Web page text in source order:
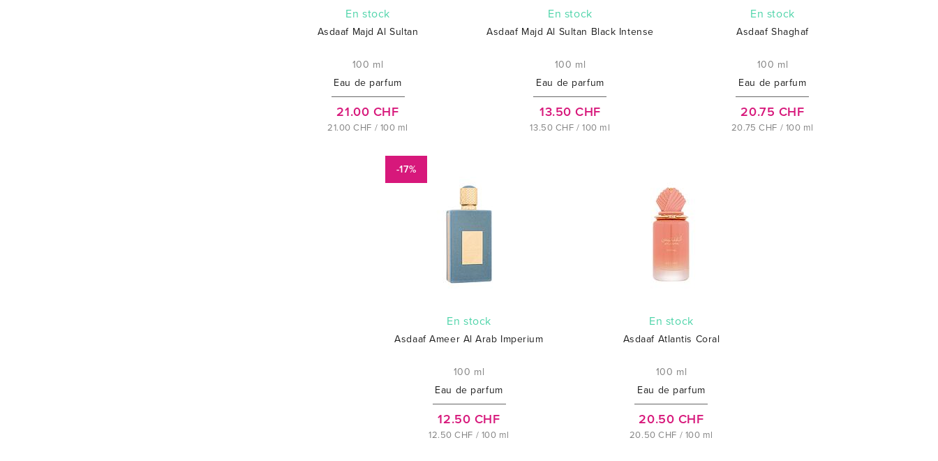
En stock
Asdaaf Majd Al Sultan
100 ml
Eau de parfum
21.00 CHF
21.00 CHF / 100 ml
En stock
Asdaaf Majd Al Sultan Black Intense
100 ml
Eau de parfum
13.50 CHF
13.50 CHF / 100 ml
En stock
Asdaaf Shaghaf
100 ml
Eau de parfum
20.75 CHF
20.75 CHF / 100 ml
-17%
En stock
Asdaaf Ameer Al Arab Imperium
100 ml
Eau de parfum
12.50 CHF
12.50 CHF / 100 ml
En stock
Asdaaf Atlantis Coral
100 ml
Eau de parfum
20.50 CHF
20.50 CHF / 100 ml